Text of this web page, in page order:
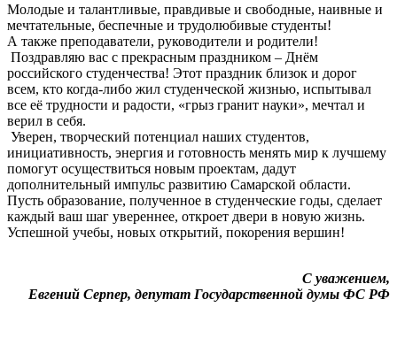
Молодые и талантливые, правдивые и свободные, наивные и
мечтательные, беспечные и трудолюбивые студенты!
А также преподаватели, руководители и родители!
Поздравляю вас с прекрасным праздником – Днём
российского студенчества! Этот праздник близок и дорог
всем, кто когда-либо жил студенческой жизнью, испытывал
все её трудности и радости, «грыз гранит науки», мечтал и
верил в себя.
Уверен, творческий потенциал наших студентов,
инициативность, энергия и готовность менять мир к лучшему
помогут осуществиться новым проектам, дадут
дополнительный импульс развитию Самарской области.
Пусть образование, полученное в студенческие годы, сделает
каждый ваш шаг увереннее, откроет двери в новую жизнь.
Успешной учебы, новых открытий, покорения вершин!
С уважением,
Евгений Серпер, депутат Государственной думы ФС РФ